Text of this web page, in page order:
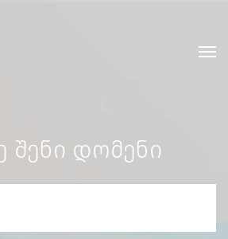
შენი დომენი